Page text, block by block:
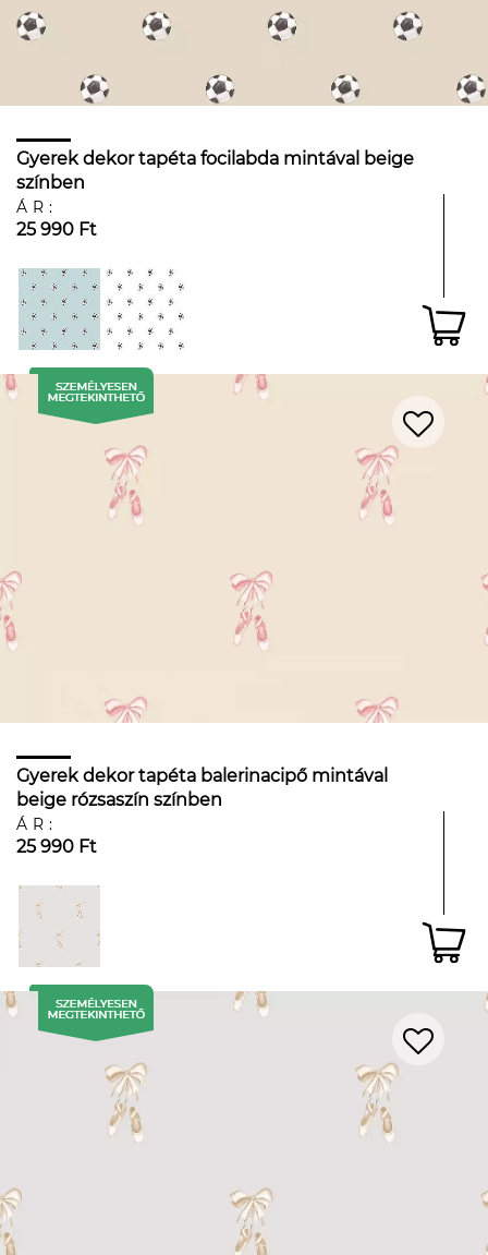
Gyerek dekor tapéta focilabda mintával beige
színben
ÁR:
25 990 Ft
Gyerek dekor tapéta balerinacipő mintával
beige rózsaszín színben
ÁR:
25 990 Ft